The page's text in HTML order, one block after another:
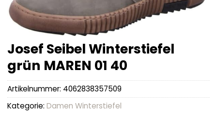
Josef Seibel Winterstiefel
grün MAREN 01 40
Artikelnummer: 4062838357509
Kategorie: Damen Winterstiefel